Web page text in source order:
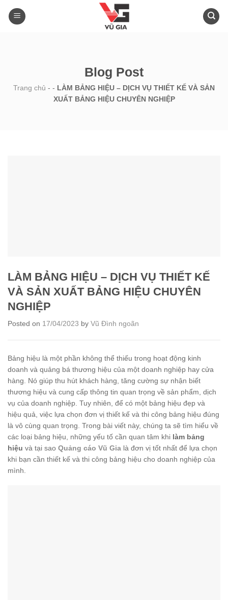
Blog Post
Trang chủ - - LÀM BẢNG HIỆU – DỊCH VỤ THIẾT KẾ VÀ SẢN
XUẤT BẢNG HIỆU CHUYÊN NGHIỆP
LÀM BẢNG HIỆU – DỊCH VỤ THIẾT KẾ
VÀ SẢN XUẤT BẢNG HIỆU CHUYÊN
NGHIỆP
Posted on 17/04/2023 by Vũ Đình ngoãn
Bảng hiệu là một phần không thể thiếu trong hoạt động kinh
doanh và quảng bá thương hiệu của một doanh nghiệp hay cửa
hàng. Nó giúp thu hút khách hàng, tăng cường sự nhận biết
thương hiệu và cung cấp thông tin quan trọng về sản phẩm, dịch
vụ của doanh nghiệp. Tuy nhiên, để có một bảng hiệu đẹp và
hiệu quả, việc lựa chọn đơn vị thiết kế và thi công bảng hiệu đúng
là vô cùng quan trọng. Trong bài viết này, chúng ta sẽ tìm hiểu về
các loại bảng hiệu, những yếu tố cần quan tâm khi làm bảng
hiệu và tại sao Quảng cáo Vũ Gia là đơn vị tốt nhất để lựa chọn
khi bạn cần thiết kế và thi công bảng hiệu cho doanh nghiệp của
mình.